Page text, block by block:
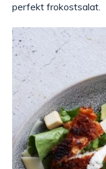
perfekt frokostsalat.